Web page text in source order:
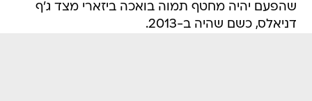
שהפעם יהיה מחטף תמוה בואכה ביזארי מצד ג'ף
דניאלס, כשם שהיה ב-2013.